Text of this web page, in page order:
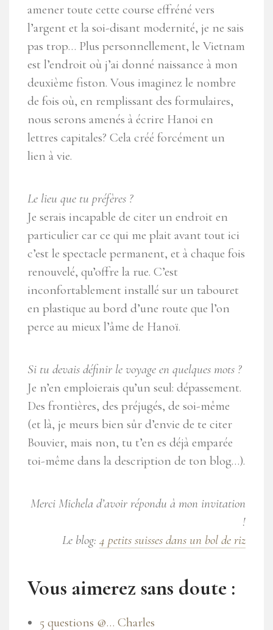
amener toute cette course effréné vers
l’argent et la soi-disant modernité, je ne sais
pas trop… Plus personnellement, le Vietnam
est l’endroit où j’ai donné naissance à mon
deuxième fiston. Vous imaginez le nombre
de fois où, en remplissant des formulaires,
nous serons amenés à écrire Hanoi en
lettres capitales? Cela créé forcément un
lien à vie.
Le lieu que tu préfères ?
Je serais incapable de citer un endroit en
particulier car ce qui me plait avant tout ici
c’est le spectacle permanent, et à chaque fois
renouvelé, qu’offre la rue. C’est
inconfortablement installé sur un tabouret
en plastique au bord d’une route que l’on
perce au mieux l’âme de Hanoï.
Si tu devais définir le voyage en quelques mots ?
Je n’en emploierais qu’un seul: dépassement.
Des frontières, des préjugés, de soi-même
(et là, je meurs bien sûr d’envie de te citer
Bouvier, mais non, tu t’en es déjà emparée
toi-même dans la description de ton blog…).
Merci Michela d’avoir répondu à mon invitation
!
Le blog: 4 petits suisses dans un bol de riz
Vous aimerez sans doute :
5 questions @… Charles